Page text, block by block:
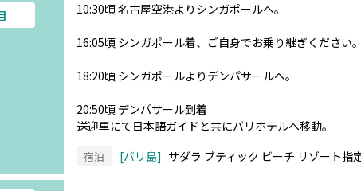
10:30頃 名古屋空港よりシンガポールへ。
16:05頃 シンガポール着、ご自身でお乗り継ぎください。
18:20頃 シンガポールよりデンパサールへ。
20:50頃 デンパサール到着
送迎車にて日本語ガイドと共にバリホテルへ移動。
宿泊 バリ島 サダラ ブティック ビーチ リゾート指